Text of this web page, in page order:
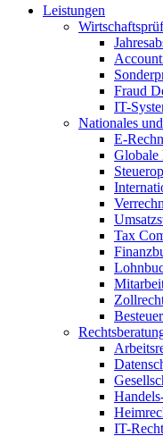
Leistungen
Fraud
IT-
Nationales
E-
Globale
Tax
IT-